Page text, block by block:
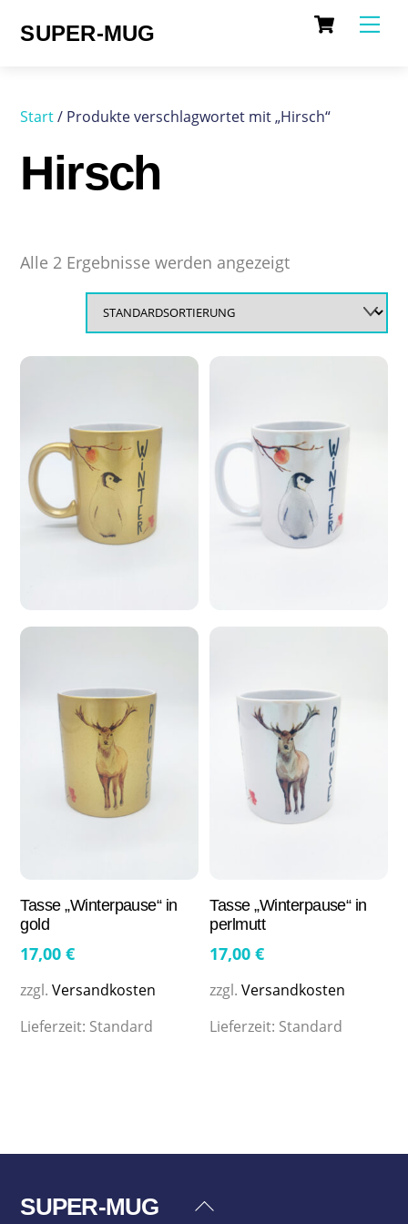
Cart
SUPER-MUG
Start/ Produkte verschlagwortet mit „Hirsch“
Hirsch
Alle 2 Ergebnisse werden angezeigt
Tasse „Winterpause“ in
gold
17,00€
zzgl.Versandkosten
Lieferzeit: Standard
Tasse „Winterpause“ in
perlmutt
17,00€
zzgl.Versandkosten
Lieferzeit: Standard
Back
SUPER-MUG